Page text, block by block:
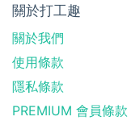
關於打工趣
關於我們
使用條款
隱私條款
PREMIUM 會員條款